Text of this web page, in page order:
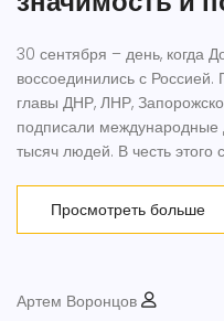
30 сентября – день, когда
воссоединились с
главы ДНР, ЛНР,
подписали международные
тысяч людей. В честь этого
автопробег.
Просмотреть больше
Артем Воронцов